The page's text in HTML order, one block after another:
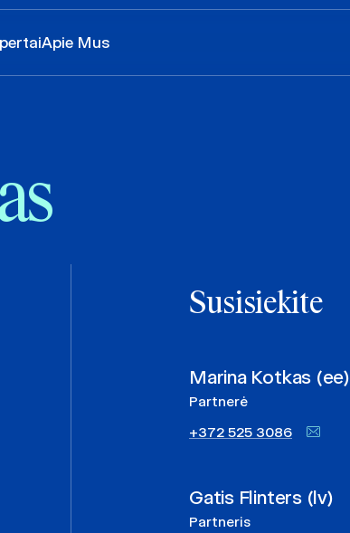
Apie Mus
Susisiekite
Marina Kotkas (ee)
Partnerė
+372 525 3086
Gatis Flinters (lv)
Partneris